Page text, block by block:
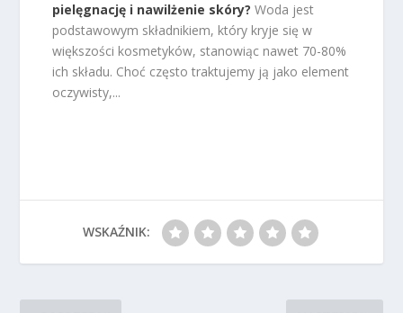
pielęgnację i nawilżenie skóry? Woda jest
podstawowym składnikiem, który kryje się w
większości kosmetyków, stanowiąc nawet 70-80%
ich składu. Choć często traktujemy ją jako element
oczywisty,...
WSKAŹNIK: